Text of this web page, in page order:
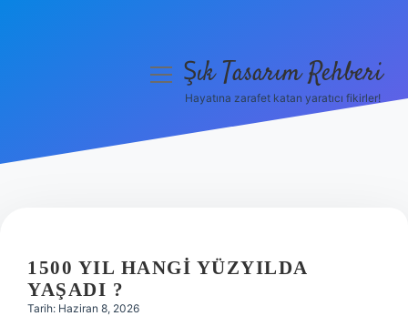
Hakkımızda
menüyüŞık Tasarım Rehberi
Hayatına zarafet katan yaratıcı fikirler!
1500 YIL HANGI YÜZYILDA
YAŞADI ?
Tarih: Haziran 8, 2026